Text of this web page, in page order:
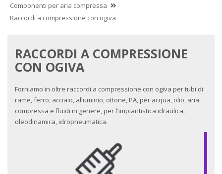
Componenti per aria compressa
Raccordi a compressione con ogiva
RACCORDI A COMPRESSIONE
CON OGIVA
Forniamo in oltre raccordi a compressione con ogiva per tubi di
rame, ferro, acciaio, alluminio, ottone, PA, per acqua, olio, aria
compressa e fluidi in genere, per l'impiantistica idraulica,
oleodinamica, idropneumatica.